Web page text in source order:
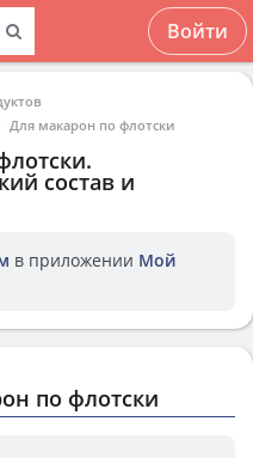
Войти
Для макарон по флотски
.
состав и
в приложении Мой
по флотски